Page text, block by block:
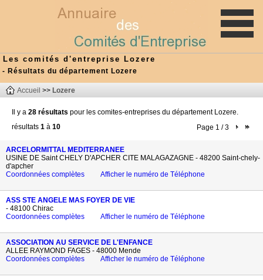
Les comités d'entreprise Lozere
- Résultats du département Lozere
Accueil >> Lozere
Il y a 28 résultats pour les comites-entreprises du département Lozere.
Page 1 / 3
résultats 1 à 10
ARCELORMITTAL MEDITERRANEE
USINE DE Saint CHELY D'APCHER CITE MALAGAZAGNE - 48200 Saint-chely-
d'apcher
Coordonnées complètes
Afficher le numéro de Téléphone
ASS STE ANGELE MAS FOYER DE VIE
- 48100 Chirac
Coordonnées complètes
Afficher le numéro de Téléphone
ASSOCIATION AU SERVICE DE L'ENFANCE
ALLEE RAYMOND FAGES - 48000 Mende
Coordonnées complètes
Afficher le numéro de Téléphone